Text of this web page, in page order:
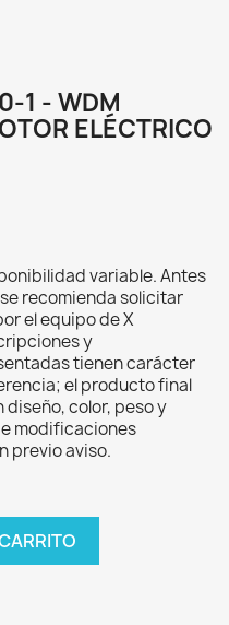
1 - WDM
ELÉCTRICO
variable. Antes
recomienda solicitar
el equipo de X
y
tienen carácter
el producto final
color, peso y
modificaciones
previo aviso.